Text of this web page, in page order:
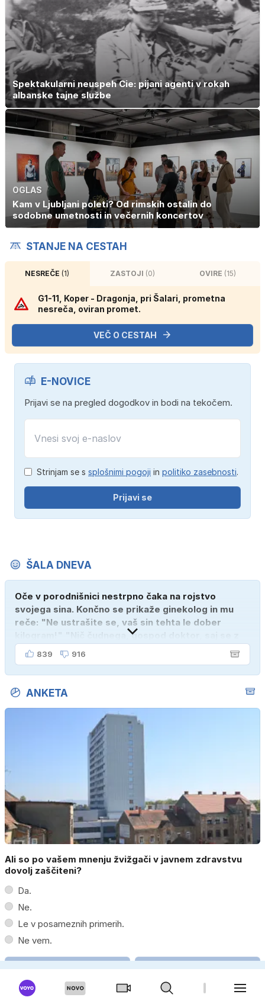
Spektakularni neuspeh Cie: pijani agenti v rokah
albanske tajne službe
OGLAS
Kam v Ljubljani poleti? Od rimskih ostalin do
sodobne umetnosti in večernih koncertov
STANJE NA CESTAH
NESREČE(1) ZASTOJI (0) OVIRE (15)
G1-11, Koper - Dragonja, pri Šalari, prometna
nesreča, oviran promet.
VEČ O CESTAH
E-NOVICE
Prijavi se na pregled dogodkov in bodi na tekočem.
Strinjam se s splošnimi pogoji in politiko zasebnosti.
Prijavi se
ŠALA DNEVA
Oče v porodnišnici nestrpno čaka na rojstvo
svojega sina. Končno se prikaže ginekolog in mu
reče: "Ne ustrašite se, vaš sin tehta le dober
kilogram!" "Nič čudnega, gospod doktor, saj se z
ženo poznava šele tri mesece."
839 916
ANKETA
Ali so po vašem mnenju žvižgači v javnem zdravstvu
dovolj zaščiteni?
Da.
Ne.
Le v posameznih primerih.
Ne vem.
V Mariboru iščejo žvižgača in 'skrivajo nepravilnosti'?